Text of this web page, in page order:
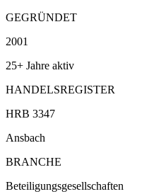
GEGRÜNDET
2001
25+ Jahre aktiv
HANDELSREGISTER
HRB 3347
Ansbach
BRANCHE
Beteiligungsgesellschaften